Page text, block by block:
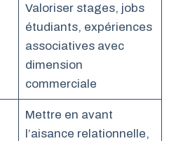
Valoriser stages, jobs
étudiants, expériences
associatives avec
dimension
commerciale
Mettre en avant
l’aisance relationnelle,